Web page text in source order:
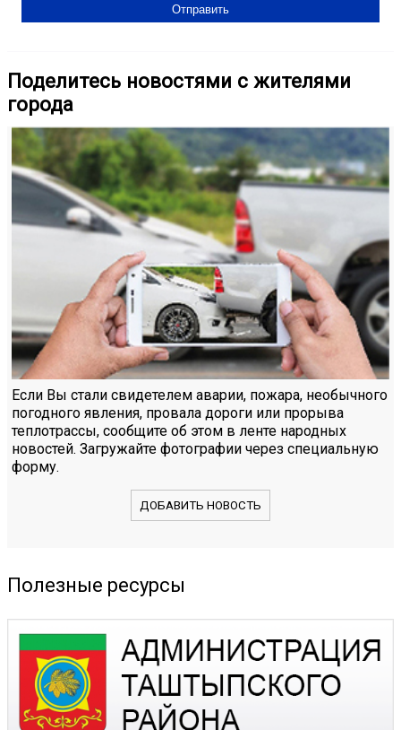
Поделитесь новостями с жителями
города
Если Вы стали свидетелем аварии, пожара, необычного
погодного явления, провала дороги или прорыва
теплотрассы, сообщите об этом в ленте народных
новостей. Загружайте фотографии через специальную
форму.
ДОБАВИТЬ НОВОСТЬ
Полезные ресурсы